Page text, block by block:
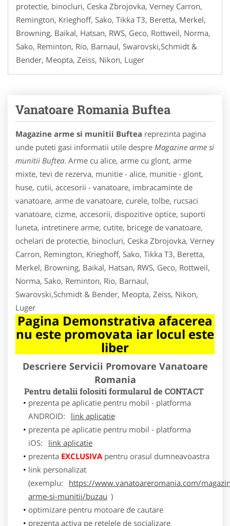
protectie, binocluri, Ceska Zbrojovka, Verney Carron,
Remington, Krieghoff, Sako, Tikka T3, Beretta, Merkel,
Browning, Baikal, Hatsan, RWS, Geco, Rottweil, Norma,
Sako, Reminton, Rio, Barnaul, Swarovski,Schmidt &
Bender, Meopta, Zeiss, Nikon, Luger
Vanatoare Romania Buftea
Magazine arme si munitii Buftea reprezinta pagina
unde puteti gasi informatii utile despre Magazine arme si
munitii Buftea. Arme cu alice, arme cu glont, arme
mixte, tevi de rezerva, munitie - alice, munitie - glont,
huse, cutii, accesorii - vanatoare, imbracaminte de
vanatoare, arme de vanatoare, curele, tolbe, rucsaci
vanatoare, cizme, accesorii, dispozitive optice, suporti
luneta, intretinere arme, cutite, bricege de vanatoare,
ochelari de protectie, binocluri, Ceska Zbrojovka, Verney
Carron, Remington, Krieghoff, Sako, Tikka T3, Beretta,
Merkel, Browning, Baikal, Hatsan, RWS, Geco, Rottweil,
Norma, Sako, Reminton, Rio, Barnaul,
Swarovski,Schmidt & Bender, Meopta, Zeiss, Nikon,
Luger
Pagina Demonstrativa afacerea
nu este promovata iar locul este
liber
Descriere Servicii Promovare Vanatoare
Romania
Pentru detalii folositi formularul de CONTACT
prezenta pe aplicatie pentru mobil - platforma
ANDROID:
link aplicatie
prezenta pe aplicatie pentru mobil - platforma
iOS:
link aplicatie
prezenta EXCLUSIVApentru orasul dumneavoastra
link personalizat
(exemplu:
https://www.vanatoareromania.com/
arme-si-munitii/buzau )
optimizare pentru motoare de cautare
prezenta activa pe retelele de socializare